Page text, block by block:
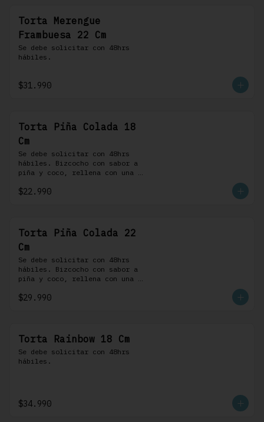
Torta Merengue
Frambuesa 22 Cm
Se debe solicitar con 48hrs
hábiles.
$31.990
Torta Piña Colada 18
Cm
Se debe solicitar con 48hrs
hábiles. Bizcocho con sabor a
piña y coco, rellena con una
coco, cubierta con buttercream
$22.990
Torta Piña Colada 22
Cm
Se debe solicitar con 48hrs
hábiles. Bizcocho con sabor a
piña y coco, rellena con una
coco, cubierta con buttercream
$29.990
Torta Rainbow 18 Cm
Se debe solicitar con 48hrs
hábiles.
$34.990